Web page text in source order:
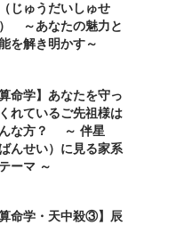
じゅうだいしゅせ
～あなたの魅力と
を解き明かす～
算命学】あなたを守っ
れているご先祖様は
な方？ ～ 伴星
ばんせい）に見る家系
ーマ ～
算命学・天中殺③】辰